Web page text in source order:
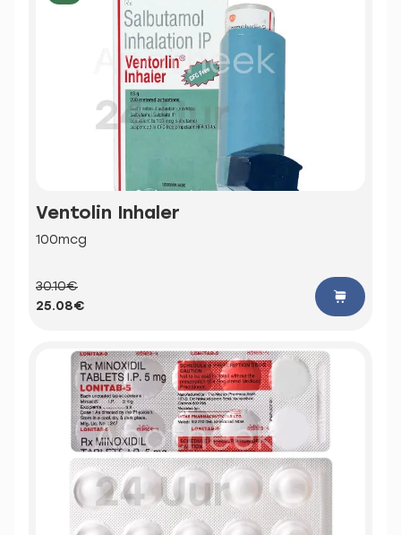
Ventolin Inhaler
100mcg
30.10€
25.08€